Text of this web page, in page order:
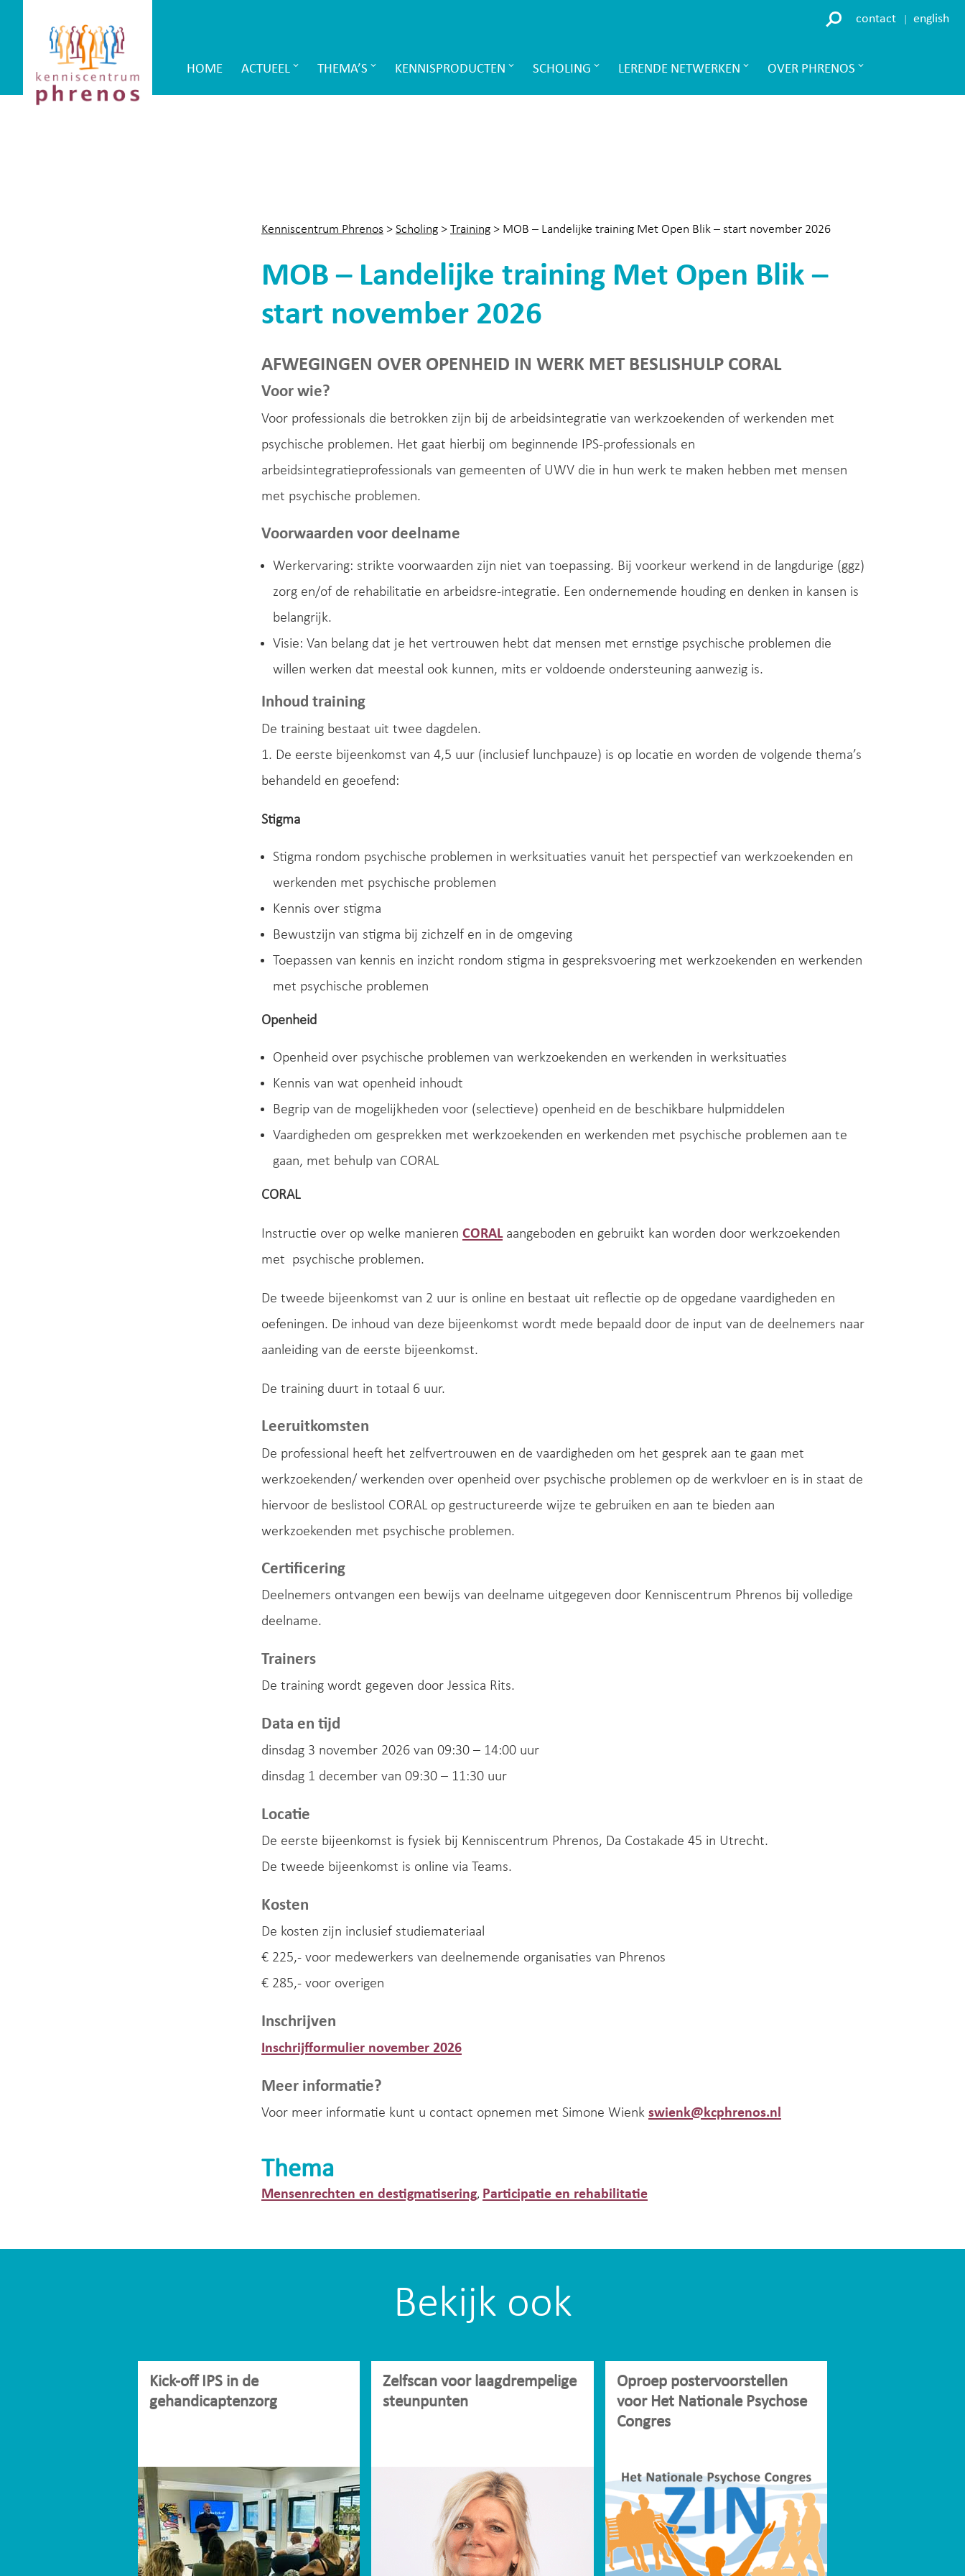
Phrenos
website
contact english
Main
HOME ACTUEEL THEMA’S KENNISPRODUCTEN SCHOLING LERENDE NETWERKEN OVER PHRENOS
Kenniscentrum Phrenos > Scholing > Training > MOB – Landelijke training Met Open Blik – start november 2026
MOB – Landelijke training Met Open Blik –
start november 2026
AFWEGINGEN OVER OPENHEID IN WERK MET BESLISHULP CORAL
Voor wie?
Voor professionals die betrokken zijn bij de arbeidsintegratie van werkzoekenden of werkenden met
psychische problemen. Het gaat hierbij om beginnende IPS-professionals en
arbeidsintegratieprofessionals van gemeenten of UWV die in hun werk te maken hebben met mensen
met psychische problemen.
Voorwaarden voor deelname
Werkervaring: strikte voorwaarden zijn niet van toepassing. Bij voorkeur werkend in de langdurige (ggz)
zorg en/of de rehabilitatie en arbeidsre-integratie. Een ondernemende houding en denken in kansen is
belangrijk.
Visie: Van belang dat je het vertrouwen hebt dat mensen met ernstige psychische problemen die
willen werken dat meestal ook kunnen, mits er voldoende ondersteuning aanwezig is.
Inhoud training
De training bestaat uit twee dagdelen.
1. De eerste bijeenkomst van 4,5 uur (inclusief lunchpauze) is op locatie en worden de volgende thema’s
behandeld en geoefend:
Stigma
Stigma rondom psychische problemen in werksituaties vanuit het perspectief van werkzoekenden en
werkenden met psychische problemen
Kennis over stigma
Bewustzijn van stigma bij zichzelf en in de omgeving
Toepassen van kennis en inzicht rondom stigma in gespreksvoering met werkzoekenden en werkenden
met psychische problemen
Openheid
Openheid over psychische problemen van werkzoekenden en werkenden in werksituaties
Kennis van wat openheid inhoudt
Begrip van de mogelijkheden voor (selectieve) openheid en de beschikbare hulpmiddelen
Vaardigheden om gesprekken met werkzoekenden en werkenden met psychische problemen aan te
gaan, met behulp van CORAL
CORAL
Instructie over op welke manieren CORALaangeboden en gebruikt kan worden door werkzoekenden
met psychische problemen.
De tweede bijeenkomst van 2 uur is online en bestaat uit reflectie op de opgedane vaardigheden en
oefeningen. De inhoud van deze bijeenkomst wordt mede bepaald door de input van de deelnemers naar
aanleiding van de eerste bijeenkomst.
De training duurt in totaal 6 uur.
Leeruitkomsten
De professional heeft het zelfvertrouwen en de vaardigheden om het gesprek aan te gaan met
werkzoekenden/ werkenden over openheid over psychische problemen op de werkvloer en is in staat de
hiervoor de beslistool CORAL op gestructureerde wijze te gebruiken en aan te bieden aan
werkzoekenden met psychische problemen.
Certificering
Deelnemers ontvangen een bewijs van deelname uitgegeven door Kenniscentrum Phrenos bij volledige
deelname.
Trainers
De training wordt gegeven door Jessica Rits.
Data en tijd
dinsdag 3 november 2026 van 09:30 – 14:00 uur
dinsdag 1 december van 09:30 – 11:30 uur
Locatie
De eerste bijeenkomst is fysiek bij Kenniscentrum Phrenos, Da Costakade 45 in Utrecht.
De tweede bijeenkomst is online via Teams.
Kosten
De kosten zijn inclusief studiemateriaal
€ 225,- voor medewerkers van deelnemende organisaties van Phrenos
€ 285,- voor overigen
Inschrijven
Inschrijfformulier november 2026
Meer informatie?
Voor meer informatie kunt u contact opnemen met Simone Wienk swienk@kcphrenos.nl
Thema
Mensenrechten en destigmatisering, Participatie en rehabilitatie
Bekijk ook
Kick-off IPS in de
gehandicaptenzorg
Zelfscan voor laagdrempelige
steunpunten
Oproep postervoorstellen
voor Het Nationale Psychose
Congres